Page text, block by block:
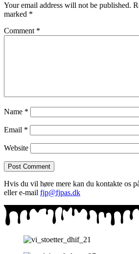
Your email address will not be published.
marked *
Comment *
Name *
Email *
Website
Hvis du vil høre mere kan du kontakte os
eller e-mail fjp@fjpas.dk